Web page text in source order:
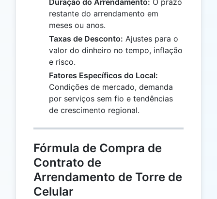
restante do arrendamento em
meses ou anos.
Taxas de Desconto: Ajustes para o
valor do dinheiro no tempo, inflação
e risco.
Fatores Específicos do Local:
Condições de mercado, demanda
por serviços sem fio e tendências
de crescimento regional.
Fórmula de Compra de
Contrato de
Arrendamento de Torre de
Celular